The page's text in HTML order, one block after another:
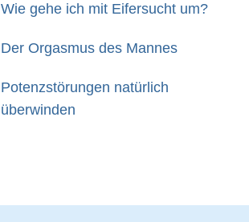
Wie gehe ich mit Eifersucht um?
Der Orgasmus des Mannes
Potenzstörungen natürlich
überwinden